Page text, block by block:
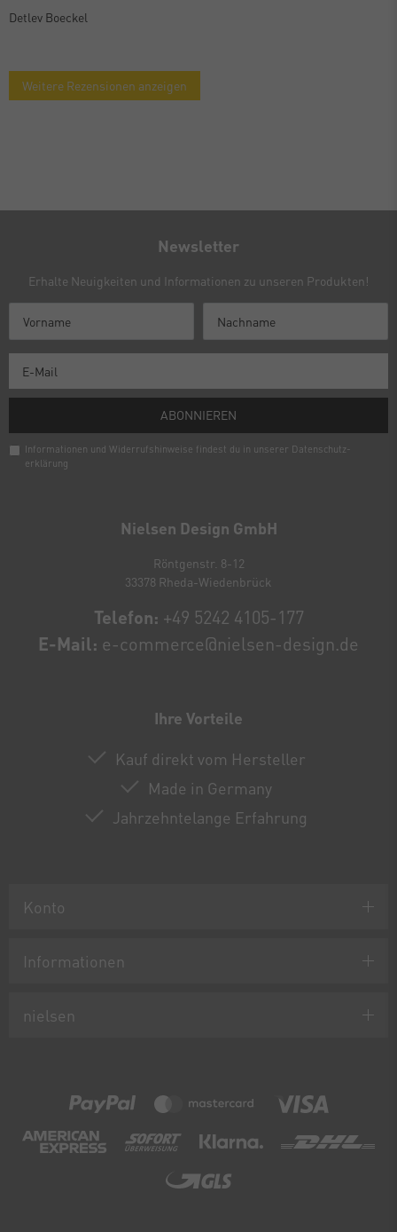
Detlev Boeckel
Weitere Rezensionen anzeigen
Nielsen Design GmbH
Röntgenstr. 8-12
33378 Rheda-Wiedenbrück
Telefon: +49 5242 4105-177
E-Mail: e-commerce@nielsen-design.de
Ihre Vorteile
Kauf direkt vom Hersteller
Made in Germany
Jahrzehntelange Erfahrung
Konto
Informationen
nielsen
Newsletter
Erhalte Neuigkeiten und Informationen zu unseren Produkten!
ABONNIEREN
Informationen und Widerrufshinweise findest du in unserer Daten­schutz­
erklärung